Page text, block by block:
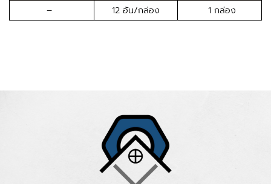
–
12 อัน/กล่อง 1 กล่อง